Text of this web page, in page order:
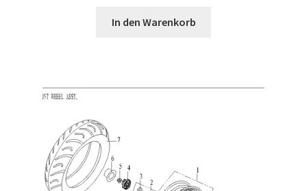
In den Warenkorb